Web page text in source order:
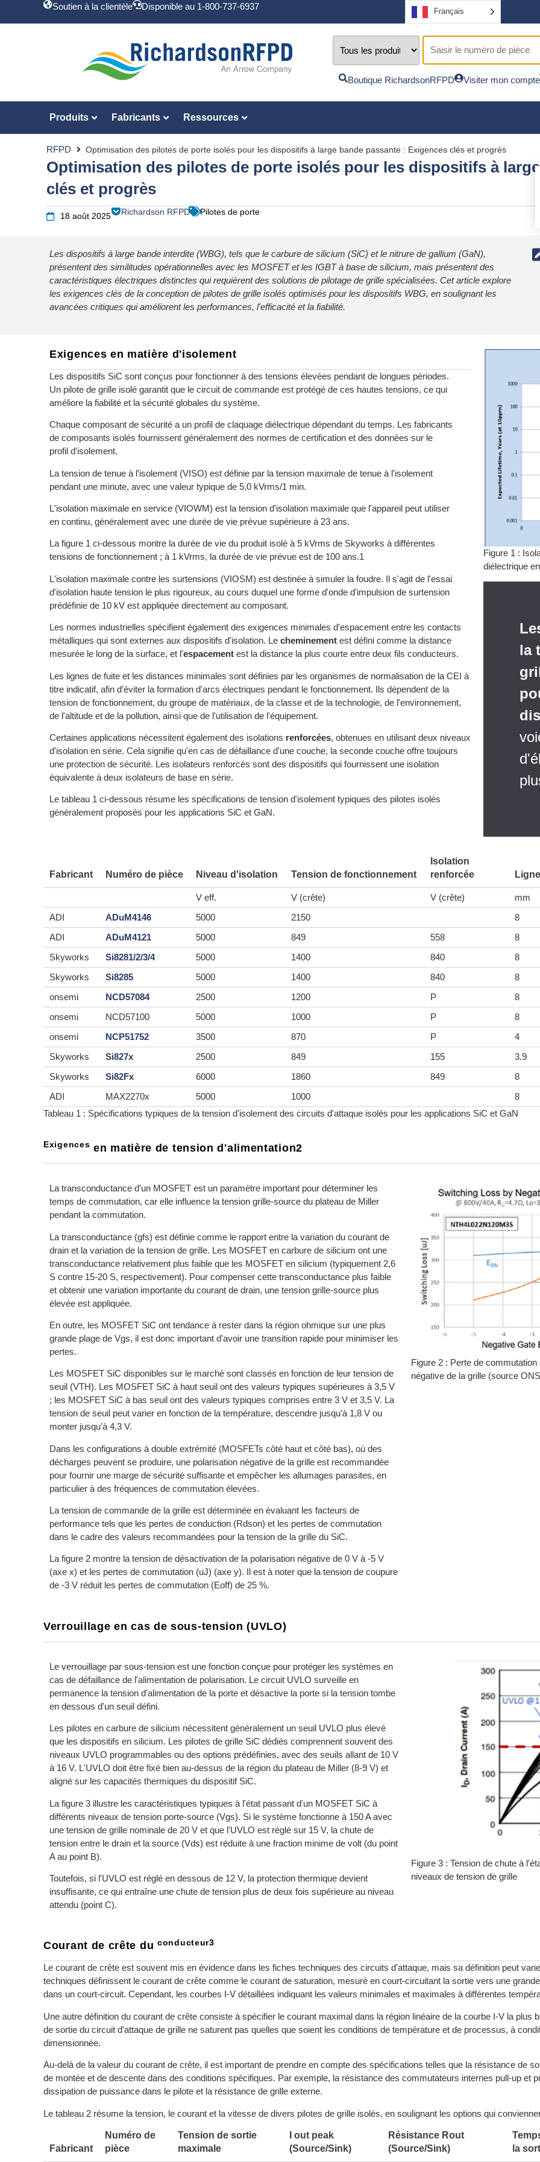
Soutien à la clientèle Disponible au 1-800-737-6937 Français
Boutique RichardsonRFPD Visiter mon compte
Produits Fabricants Ressources
RFPD Optimisation des pilotes de porte isolés pour les dispositifs à large bande passante : Exigences clés et progrès
Optimisation des pilotes de porte isolés pour les dispositifs à
clés et progrès
18 août 2025 Richardson RFPD Pilotes de porte
Les dispositifs à large bande interdite (WBG), tels que le carbure de silicium (SiC) et le nitrure de gallium (GaN),
présentent des similitudes opérationnelles avec les MOSFET et les IGBT à base de silicium, mais présentent des
caractéristiques électriques distinctes qui requièrent des solutions de pilotage de grille spécialisées. Cet article explore
les exigences clés de la conception de pilotes de grille isolés optimisés pour les dispositifs WBG, en soulignant les
avancées critiques qui améliorent les performances, l'efficacité et la fiabilité.
Exigences en matière d'isolement
Les dispositifs SiC sont conçus pour fonctionner à des tensions élevées pendant de longues périodes.
Un pilote de grille isolé garantit que le circuit de commande est protégé de ces hautes tensions, ce qui
améliore la fiabilité et la sécurité globales du système.
Chaque composant de sécurité a un profil de claquage diélectrique dépendant du temps. Les fabricants
de composants isolés fournissent généralement des normes de certification et des données sur le
profil d'isolement.
La tension de tenue à l'isolement (VISO) est définie par la tension maximale de tenue à l'isolement
pendant une minute, avec une valeur typique de 5,0 kVrms/1 min.
L'isolation maximale en service (VIOWM) est la tension d'isolation maximale que l'appareil peut utiliser
en continu, généralement avec une durée de vie prévue supérieure à 23 ans.
La figure 1 ci-dessous montre la durée de vie du produit isolé à 5 kVrms de Skyworks à différentes
tensions de fonctionnement ; à 1 kVrms, la durée de vie prévue est de 100 ans.1
L'isolation maximale contre les surtensions (VIOSM) est destinée à simuler la foudre. Il s'agit de l'essai
d'isolation haute tension le plus rigoureux, au cours duquel une forme d'onde d'impulsion de surtension
prédéfinie de 10 kV est appliquée directement au composant.
Les normes industrielles spécifient également des exigences minimales d'espacement entre les contacts
métalliques qui sont externes aux dispositifs d'isolation. Le cheminement est défini comme la distance
mesurée le long de la surface, et l'espacement est la distance la plus courte entre deux fils conducteurs.
Les lignes de fuite et les distances minimales sont définies par les organismes de normalisation de la CEI à
titre indicatif, afin d'éviter la formation d'arcs électriques pendant le fonctionnement. Ils dépendent de la
tension de fonctionnement, du groupe de matériaux, de la classe et de la technologie, de l'environnement,
de l'altitude et de la pollution, ainsi que de l'utilisation de l'équipement.
Certaines applications nécessitent également des isolations renforcées, obtenues en utilisant deux niveaux
d'isolation en série. Cela signifie qu'en cas de défaillance d'une couche, la seconde couche offre toujours
une protection de sécurité. Les isolateurs renforcés sont des dispositifs qui fournissent une isolation
équivalente à deux isolateurs de base en série.
Le tableau 1 ci-dessous résume les spécifications de tension d'isolement typiques des pilotes isolés
généralement proposés pour les applications SiC et GaN.
Figure 1 :
diélectrique
la
Fabricant Numéro de pièce Niveau d'isolation Tension de fonctionnement
Isolation
renforcée
V eff. V (crête) V (crête)
mm
ADI
ADuM4146 5000 2150
8
ADI
ADuM4121 5000 849 558
8
Skyworks
Si8281/2/3/4 5000 1400 840
8
Skyworks
Si8285 5000 1400 840
8
onsemi
NCD57084 2500 1200 P
8
onsemi
NCD57100 5000 1000 P
8
onsemi
NCP51752 3500 870 P
4
Skyworks
Si827x 2500 849 155
3.9
Skyworks
Si82Fx 6000 1860 849
8
ADI
MAX2270x 5000 1000
8
Tableau 1 : Spécifications typiques de la tension d'isolement des circuits d'attaque isolés pour les applications SiC et GaN
Exigences en matière de tension d'alimentation2
La transconductance d'un MOSFET est un paramètre important pour déterminer les
temps de commutation, car elle influence la tension grille-source du plateau de Miller
pendant la commutation.
La transconductance (gfs) est définie comme le rapport entre la variation du courant de
drain et la variation de la tension de grille. Les MOSFET en carbure de silicium ont une
transconductance relativement plus faible que les MOSFET en silicium (typiquement 2,6
S contre 15-20 S, respectivement). Pour compenser cette transconductance plus faible
et obtenir une variation importante du courant de drain, une tension grille-source plus
élevée est appliquée.
En outre, les MOSFET SiC ont tendance à rester dans la région ohmique sur une plus
grande plage de Vgs, il est donc important d'avoir une transition rapide pour minimiser les
pertes.
Les MOSFET SiC disponibles sur le marché sont classés en fonction de leur tension de
seuil (VTH). Les MOSFET SiC à haut seuil ont des valeurs typiques supérieures à 3,5 V
; les MOSFET SiC à bas seuil ont des valeurs typiques comprises entre 3 V et 3,5 V. La
tension de seuil peut varier en fonction de la température, descendre jusqu'à 1,8 V ou
monter jusqu'à 4,3 V.
Dans les configurations à double extrémité (MOSFETs côté haut et côté bas), où des
décharges peuvent se produire, une polarisation négative de la grille est recommandée
pour fournir une marge de sécurité suffisante et empêcher les allumages parasites, en
particulier à des fréquences de commutation élevées.
La tension de commande de la grille est déterminée en évaluant les facteurs de
performance tels que les pertes de conduction (Rdson) et les pertes de commutation
dans le cadre des valeurs recommandées pour la tension de la grille du SiC.
La figure 2 montre la tension de désactivation de la polarisation négative de 0 V à -5 V
(axe x) et les pertes de commutation (uJ) (axe y). Il est à noter que la tension de coupure
de -3 V réduit les pertes de commutation (Eoff) de 25 %.
Figure 2 : Perte de
négative de la grille (source
Verrouillage en cas de sous-tension (UVLO)
Le verrouillage par sous-tension est une fonction conçue pour protéger les systèmes en
cas de défaillance de l'alimentation de polarisation. Le circuit UVLO surveille en
permanence la tension d'alimentation de la porte et désactive la porte si la tension tombe
en dessous d'un seuil défini.
Les pilotes en carbure de silicium nécessitent généralement un seuil UVLO plus élevé
que les dispositifs en silicium. Les pilotes de grille SiC dédiés comprennent souvent des
niveaux UVLO programmables ou des options prédéfinies, avec des seuils allant de 10 V
à 16 V. L'UVLO doit être fixé bien au-dessus de la région du plateau de Miller (8-9 V) et
aligné sur les capacités thermiques du dispositif SiC.
La figure 3 illustre les caractéristiques typiques à l'état passant d'un MOSFET SiC à
différents niveaux de tension porte-source (Vgs). Si le système fonctionne à 150 A avec
une tension de grille nominale de 20 V et que l'UVLO est réglé sur 15 V, la chute de
tension entre le drain et la source (Vds) est réduite à une fraction minime de volt (du point
A au point B).
Toutefois, si l'UVLO est réglé en dessous de 12 V, la protection thermique devient
insuffisante, ce qui entraîne une chute de tension plus de deux fois supérieure au niveau
attendu (point C).
Figure 3 : Tension de chute à
niveaux de tension de grille
Courant de crête du conducteur3
Le courant de crête est souvent mis en évidence dans les fiches techniques des circuits d'attaque, mais sa définition peut
techniques définissent le courant de crête comme le courant de saturation, mesuré en court-circuitant la sortie vers une
dans un court-circuit. Cependant, les courbes I-V détaillées indiquant les valeurs minimales et maximales à différentes
Une autre définition du courant de crête consiste à spécifier le courant maximal dans la région linéaire de la courbe I-V la
de sortie du circuit d'attaque de grille ne saturent pas quelles que soient les conditions de température et de processus, à
dimensionnée.
Au-delà de la valeur du courant de crête, il est important de prendre en compte des spécifications telles que la résistance de
de montée et de descente dans des conditions spécifiques. Par exemple, la résistance des commutateurs internes pull-up et
dissipation de puissance dans le pilote et la résistance de grille externe.
Le tableau 2 résume la tension, le courant et la vitesse de divers pilotes de grille isolés, en soulignant les options qui
Fabricant
Numéro de
pièce
Tension de sortie
maximale
I out peak
(Source/Sink)
Résistance Rout
(Source/Sink)
la